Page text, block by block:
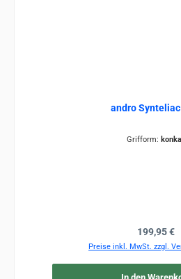
andro Synteliac
Grifform:
Regulärer
199,95 €
Preise inkl. MwSt. zzgl.